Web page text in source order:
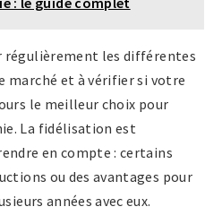
régulièrement les différentes
marché et à vérifier si votre
le meilleur choix pour
La fidélisation est
en compte : certains
ou des avantages pour
années avec eux.